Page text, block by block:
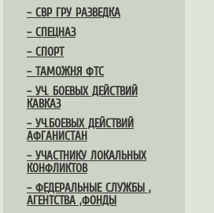
– СВР ГРУ РАЗВЕДКА
– СПЕЦНАЗ
– СПОРТ
– ТАМОЖНЯ ФТС
– УЧ. БОЕВЫХ ДЕЙСТВИЙ
КАВКАЗ
– УЧ.БОЕВЫХ ДЕЙСТВИЙ
АФГАНИСТАН
– УЧАСТНИКУ ЛОКАЛЬНЫХ
КОНФЛИКТОВ
– ФЕДЕРАЛЬНЫЕ СЛУЖБЫ ,
АГЕНТСТВА ,ФОНДЫ